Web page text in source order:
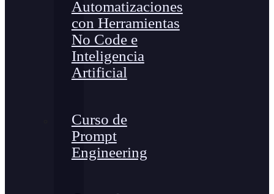
Automatizaciones
con Herramientas
No Code e
Inteligencia
Artificial
Curso de
Prompt
Engineering